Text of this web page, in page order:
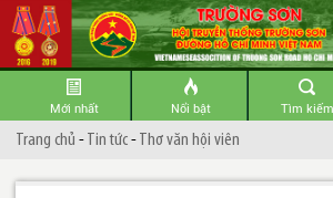
Mới nhất Nổi bật Tìm kiếm
Trang chủ -Tin tức-Thơ văn hội viên